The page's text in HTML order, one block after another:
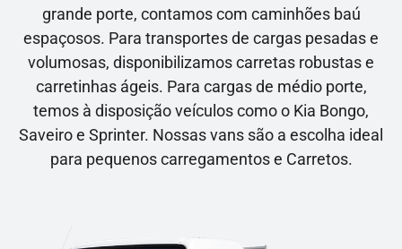
grande porte, contamos com caminhões baú
espaçosos. Para transportes de cargas pesadas e
volumosas, disponibilizamos carretas robustas e
carretinhas ágeis. Para cargas de médio porte,
temos à disposição veículos como o Kia Bongo,
Saveiro e Sprinter. Nossas vans são a escolha ideal
para pequenos carregamentos e Carretos.